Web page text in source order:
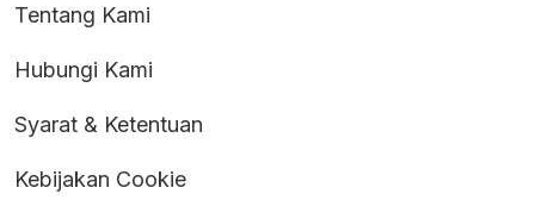
Tentang Kami
Hubungi Kami
Syarat & Ketentuan
Kebijakan Cookie